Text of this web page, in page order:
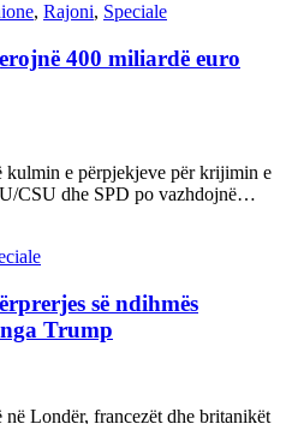
, Rajoni, Speciale
400 miliardë euro
kulmin e përpjekjeve për krijimin e
CSU dhe SPD po vazhdojnë…
së ndihmës
Trump
Londër, francezët dhe britanikët